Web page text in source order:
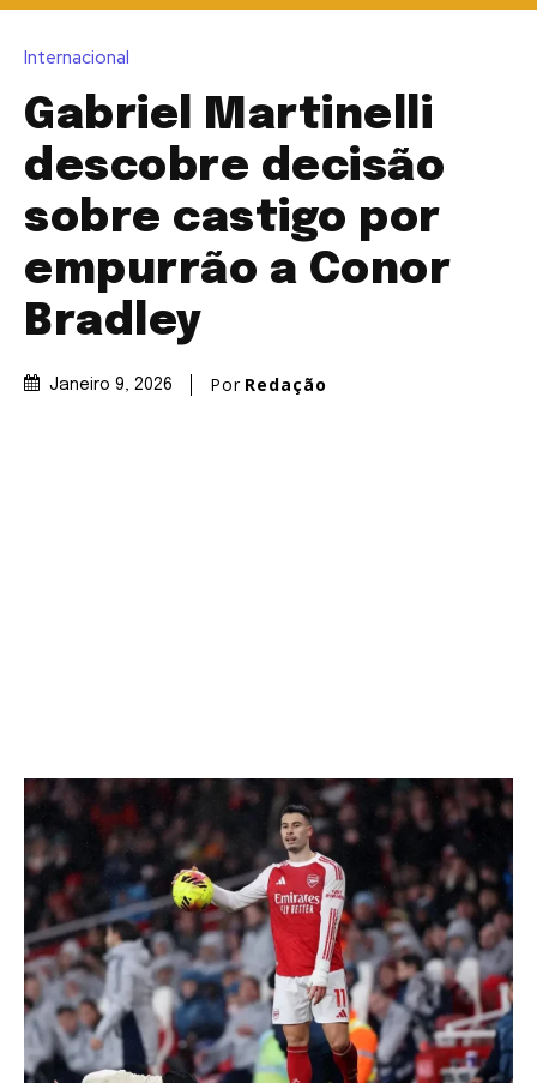
Internacional
Gabriel Martinelli
descobre decisão
sobre castigo por
empurrão a Conor
Bradley
Janeiro 9, 2026 Por Redação